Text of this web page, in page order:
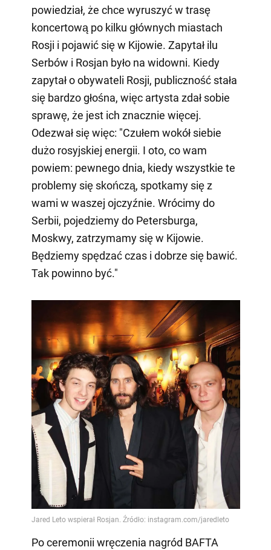
powiedział, że chce wyruszyć w trasę
koncertową po kilku głównych miastach
Rosji i pojawić się w Kijowie. Zapytał ilu
Serbów i Rosjan było na widowni. Kiedy
zapytał o obywateli Rosji, publiczność stała
się bardzo głośna, więc artysta zdał sobie
sprawę, że jest ich znacznie więcej.
Odezwał się więc: "Czułem wokół siebie
dużo rosyjskiej energii. I oto, co wam
powiem: pewnego dnia, kiedy wszystkie te
problemy się skończą, spotkamy się z
wami w waszej ojczyźnie. Wrócimy do
Serbii, pojedziemy do Petersburga,
Moskwy, zatrzymamy się w Kijowie.
Będziemy spędzać czas i dobrze się bawić.
Tak powinno być."
Po ceremonii wręczenia nagród BAFTA